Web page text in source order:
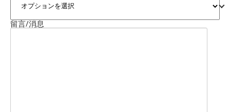
留言/消息